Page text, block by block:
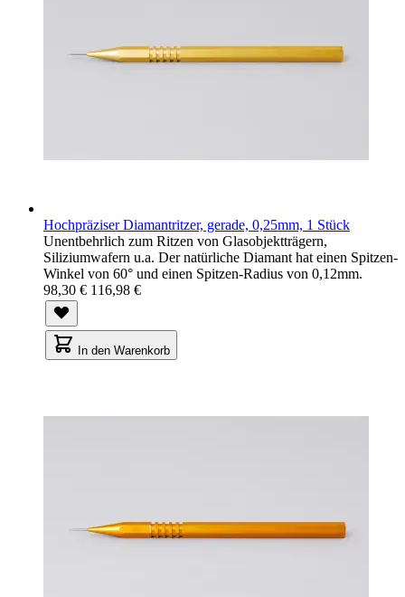
Hochpräziser Diamantritzer, gerade, 0,25mm, 1 Stück
Unentbehrlich zum Ritzen von Glasobjektträgern,
Siliziumwafern u.a. Der natürliche Diamant hat einen Spitzen-
Winkel von 60° und einen Spitzen-Radius von 0,12mm.
98,30 € 116,98 €
In den Warenkorb